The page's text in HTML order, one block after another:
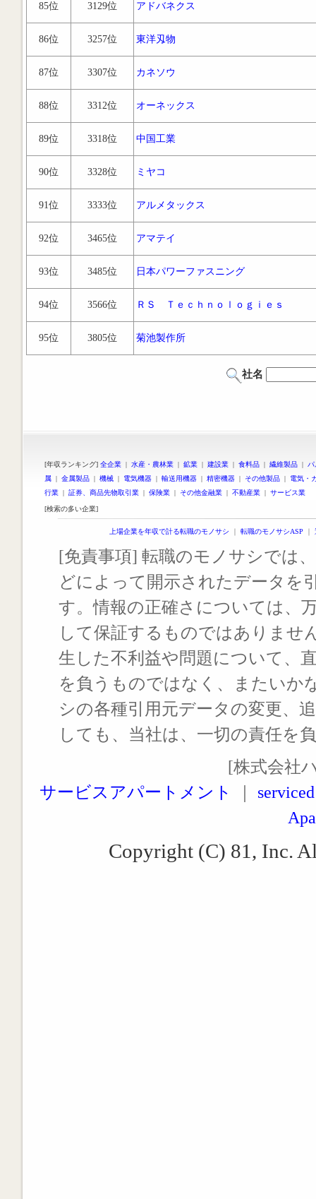
85位 3129位 アドバネクス
86位 3257位 東洋刄物
87位 3307位 カネソウ
88位 3312位 オーネックス
89位 3318位 中国工業
90位 3328位 ミヤコ
91位 3333位 アルメタックス
92位 3465位 アマテイ
93位 3485位 日本パワーファスニング
94位 3566位 ＲＳ Ｔｅｃｈｎｏｌｏｇｉｅｓ
95位 3805位 菊池製作所
社名
[年収ランキング] 全企業 | 水産・農林業 | 鉱業 | 建設業 | 食料品 | 繊維製品 |
属 | 金属製品 | 機械 | 電気機器 | 輸送用機器 | 精密機器 | その他製品 | 電気・
行業 | 証券、商品先物取引業 | 保険業 | その他金融業 | 不動産業 | サービス業
[検索の多い企業]
上場企業を年収で計る転職のモノサシ ｜ 転職のモノサシASP ｜
[免責事項] 転職のモノサシでは
どによって開示されたデータを
す。情報の正確さについては、
して保証するものではありませ
生した不利益や問題について、
を負うものではなく、またいか
シの各種引用元データの変更、
しても、当社は、一切の責任を
[株式会社
サービスアパートメント
Copyright (C) 81, Inc.